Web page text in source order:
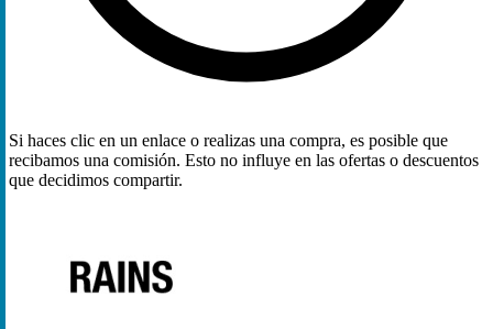
Si haces clic en un enlace o realizas una compra, es posible que
recibamos una comisión. Esto no influye en las ofertas o descuentos
que decidimos compartir.